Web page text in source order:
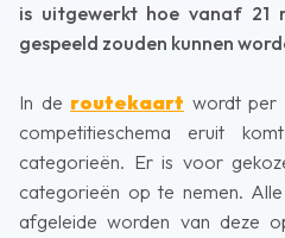
is uitgewerkt hoe vanaf 21
gespeeld zouden kunnen
In de routekaart wordt per
competitieschema eruit
categorieën. Er is voor
categorieën op te nemen.
afgeleide worden van deze